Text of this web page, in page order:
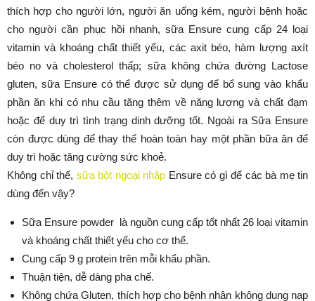
thích hợp cho người lớn, người ăn uống kém, người bệnh hoặc
cho người cần phục hồi nhanh, sữa Ensure cung cấp 24 loại
vitamin và khoáng chất thiết yếu, các axit béo, hàm lượng axít
béo no và cholesterol thấp; sữa không chứa đường Lactose
gluten, sữa Ensure có thể được sử dụng để bổ sung vào khẩu
phần ăn khi có nhu cầu tăng thêm về năng lượng và chất đạm
hoặc để duy trì tình trạng dinh dưỡng tốt. Ngoài ra Sữa Ensure
còn được dùng để thay thế hoàn toàn hay một phần bữa ăn để
duy trì hoặc tăng cường sức khoẻ.
Không chỉ thế, sữa bột ngoại nhập Ensure có gì để các bà mẹ tin
dùng đến vậy?
Sữa Ensure powder là nguồn cung cấp tốt nhất 26 loại vitamin
và khoáng chất thiết yếu cho cơ thể.
Cung cấp 9 g protein trên mỗi khẩu phần.
Thuận tiện, dễ dàng pha chế.
Không chứa Gluten, thích hợp cho bệnh nhân không dung nạp